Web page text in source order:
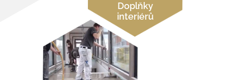
Doplňky
interiérů